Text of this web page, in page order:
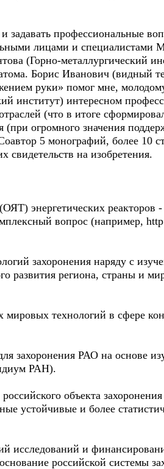
задавать профессиональные
лицами и специалистами
(Горно-
Борис Иванович (видный
руки» помог мне,
институт) интересном
(что в итоге
(при огромного значения
5 монографий, более 10
свидетельств на изобретения.
энергетических
вопрос (например,
захоронения наряду с
развития региона, страны и
мировых технологий в сфере
захоронения РАО на основе
РАН).
объекта
устойчивые и более
исследований и
российской системы